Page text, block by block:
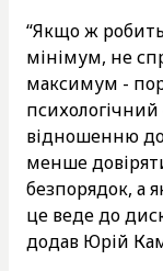
“Якщо ж
мінімум, не
максимум -
відношенню
менше
безпорядок, а
це веде до
додав Юрій